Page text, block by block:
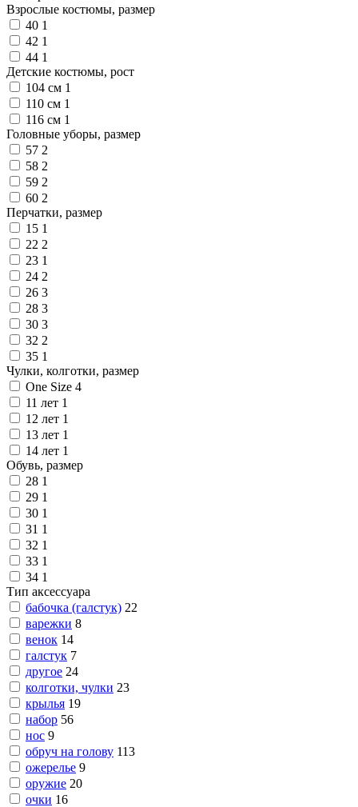
Взрослые костюмы, размер
40 1
42 1
44 1
Детские костюмы, рост
104 см 1
110 см 1
116 см 1
Головные уборы, размер
57 2
58 2
59 2
60 2
Перчатки, размер
15 1
22 2
23 1
24 2
26 3
28 3
30 3
32 2
35 1
Чулки, колготки, размер
One Size 4
11 лет 1
12 лет 1
13 лет 1
14 лет 1
Обувь, размер
28 1
29 1
30 1
31 1
32 1
33 1
34 1
Тип аксессуара
бабочка (галстук) 22
варежки 8
венок 14
галстук 7
другое 24
колготки, чулки 23
крылья 19
набор 56
нос 9
обруч на голову 113
ожерелье 9
оружие 20
очки 16